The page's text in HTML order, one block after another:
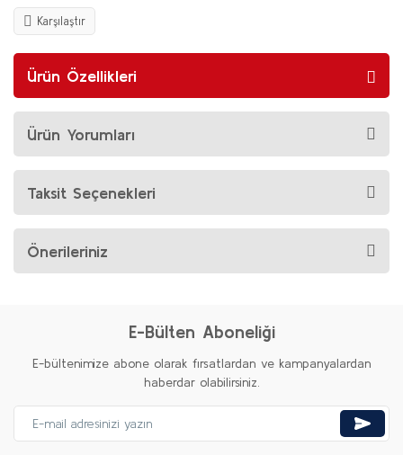
Karşılaştır
Ürün Özellikleri
Ürün Yorumları
Taksit Seçenekleri
Önerileriniz
E-Bülten Aboneliği
E-bültenimize abone olarak fırsatlardan ve kampanyalardan
haberdar olabilirsiniz.